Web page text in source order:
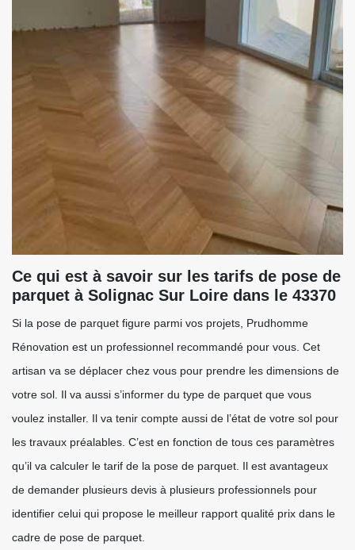
Ce qui est à savoir sur les tarifs de pose de
parquet à Solignac Sur Loire dans le 43370
Si la pose de parquet figure parmi vos projets, Prudhomme
Rénovation est un professionnel recommandé pour vous. Cet
artisan va se déplacer chez vous pour prendre les dimensions de
votre sol. Il va aussi s’informer du type de parquet que vous
voulez installer. Il va tenir compte aussi de l’état de votre sol pour
les travaux préalables. C’est en fonction de tous ces paramètres
qu’il va calculer le tarif de la pose de parquet. Il est avantageux
de demander plusieurs devis à plusieurs professionnels pour
identifier celui qui propose le meilleur rapport qualité prix dans le
cadre de pose de parquet.